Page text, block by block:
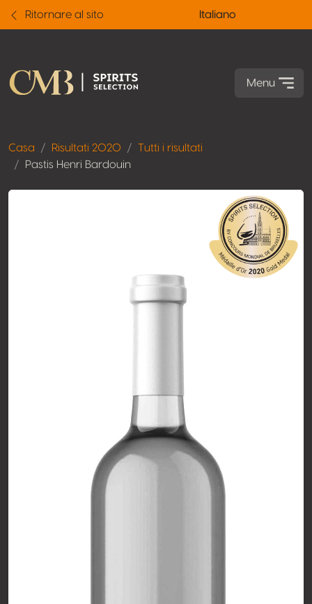
Ritornare al sito Italiano
Menu
Casa Risultati 2020
Tutti i risultati
Pastis Henri Bardouin